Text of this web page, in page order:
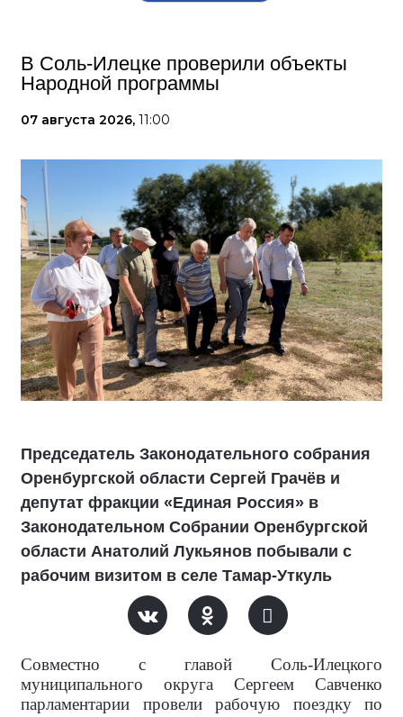
В Соль-Илецке проверили объекты
Народной программы
07 августа 2026, 11:00
Председатель Законодательного собрания
Оренбургской области Сергей Грачёв и
депутат фракции «Единая Россия» в
Законодательном Собрании Оренбургской
области Анатолий Лукьянов побывали с
рабочим визитом в селе Тамар-Уткуль
Совместно с главой Соль-Илецкого
муниципального округа Сергеем Савченко
парламентарии провели рабочую поездку по